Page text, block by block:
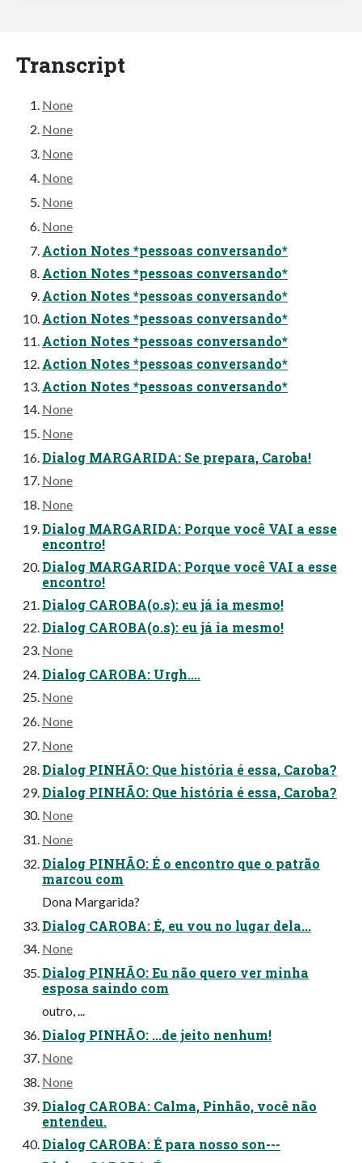
Transcript
None
None
None
None
None
None
Action Notes *pessoas conversando*
Action Notes *pessoas conversando*
Action Notes *pessoas conversando*
Action Notes *pessoas conversando*
Action Notes *pessoas conversando*
Action Notes *pessoas conversando*
Action Notes *pessoas conversando*
None
None
Dialog MARGARIDA: Se prepara, Caroba!
None
None
Dialog MARGARIDA: Porque você VAI a esse
encontro!
Dialog MARGARIDA: Porque você VAI a esse
encontro!
Dialog CAROBA(o.s): eu já ia mesmo!
Dialog CAROBA(o.s): eu já ia mesmo!
None
Dialog CAROBA: Urgh....
None
None
None
Dialog PINHÃO: Que história é essa, Caroba?
Dialog PINHÃO: Que história é essa, Caroba?
None
None
Dialog PINHÃO: É o encontro que o patrão
marcou com
Dona Margarida?
Dialog CAROBA: É, eu vou no lugar dela...
None
Dialog PINHÃO: Eu não quero ver minha
esposa saindo com
outro, ...
Dialog PINHÃO: ...de jeito nenhum!
None
None
Dialog CAROBA: Calma, Pinhão, você não
entendeu.
Dialog CAROBA: É para nosso son---